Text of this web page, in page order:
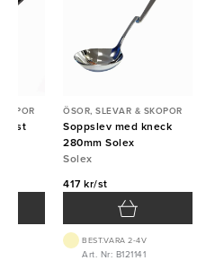
ÖSOR, SLEVAR & SKOPOR
Soppslev med kneck
280mm Solex
Solex
417 kr/st
BEST.VARA 2-4V
Art. Nr: B121141